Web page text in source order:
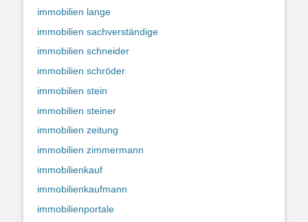
immobilien lange
immobilien sachverständige
immobilien schneider
immobilien schröder
immobilien stein
immobilien steiner
immobilien zeitung
immobilien zimmermann
immobilienkauf
immobilienkaufmann
immobilienportale